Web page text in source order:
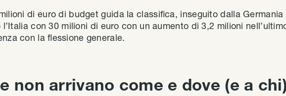
di euro di budget guida la classifica, inseguito dalla Germania
con 30 milioni di euro con un aumento di 3,2 milioni
con la flessione generale.
non arrivano come e dove (e a chi)